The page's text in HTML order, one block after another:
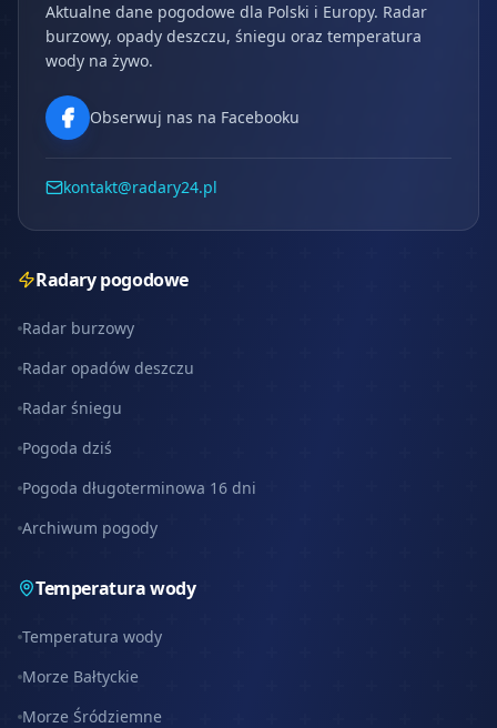
Aktualne dane pogodowe dla Polski i Europy. Radar
burzowy, opady deszczu, śniegu oraz temperatura
wody na żywo.
Obserwuj nas na Facebooku
kontakt@radary24.pl
Radary pogodowe
Radar burzowy
Radar opadów deszczu
Radar śniegu
Pogoda dziś
Pogoda długoterminowa 16 dni
Archiwum pogody
Temperatura wody
Temperatura wody
Morze Bałtyckie
Morze Śródziemne